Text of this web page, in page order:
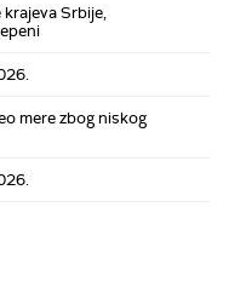
Srbije,
mere zbog niskog